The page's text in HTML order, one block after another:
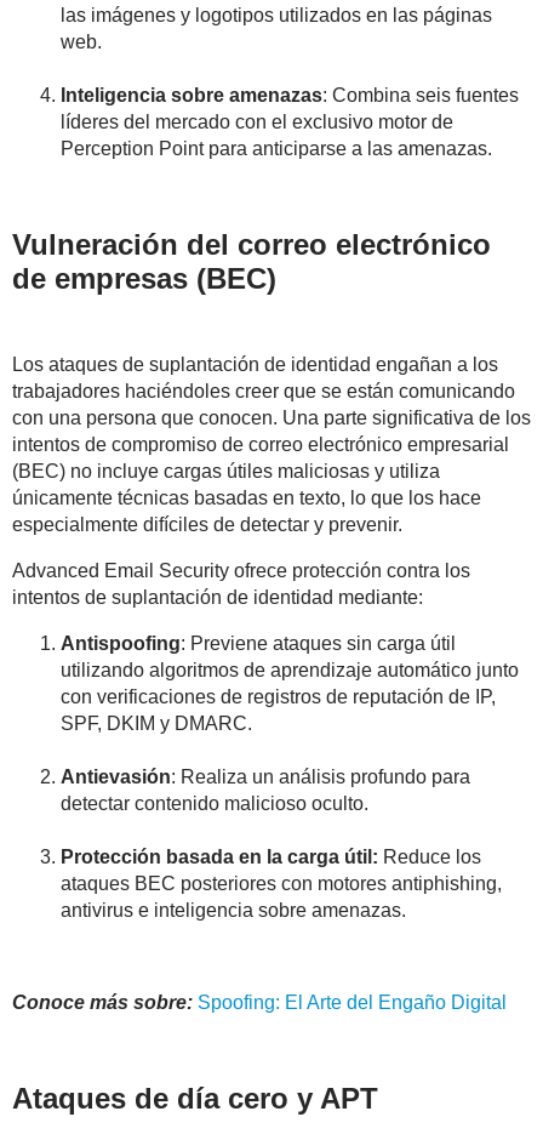
las imágenes y logotipos utilizados en las páginas
web.
Inteligencia sobre amenazas: Combina seis fuentes
líderes del mercado con el exclusivo motor de
Perception Point para anticiparse a las amenazas.
Vulneración del correo electrónico
de empresas (BEC)
Los ataques de suplantación de identidad engañan a los
trabajadores haciéndoles creer que se están comunicando
con una persona que conocen. Una parte significativa de los
intentos de compromiso de correo electrónico empresarial
(BEC) no incluye cargas útiles maliciosas y utiliza
únicamente técnicas basadas en texto, lo que los hace
especialmente difíciles de detectar y prevenir.
Advanced Email Security ofrece protección contra los
intentos de suplantación de identidad mediante:
Antispoofing: Previene ataques sin carga útil
utilizando algoritmos de aprendizaje automático junto
con verificaciones de registros de reputación de IP,
SPF, DKIM y DMARC.
Antievasión: Realiza un análisis profundo para
detectar contenido malicioso oculto.
Protección basada en la carga útil: Reduce los
ataques BEC posteriores con motores antiphishing,
antivirus e inteligencia sobre amenazas.
Conoce más sobre: Spoofing: El Arte del Engaño Digital
Ataques de día cero y APT